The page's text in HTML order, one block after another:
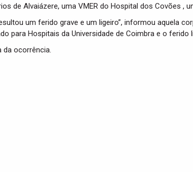
de Alvaiázere, uma VMER do Hospital dos Covões ,
um ferido grave e um ligeiro”, informou aquela
para Hospitais da Universidade de Coimbra e o ferido
da ocorrência.